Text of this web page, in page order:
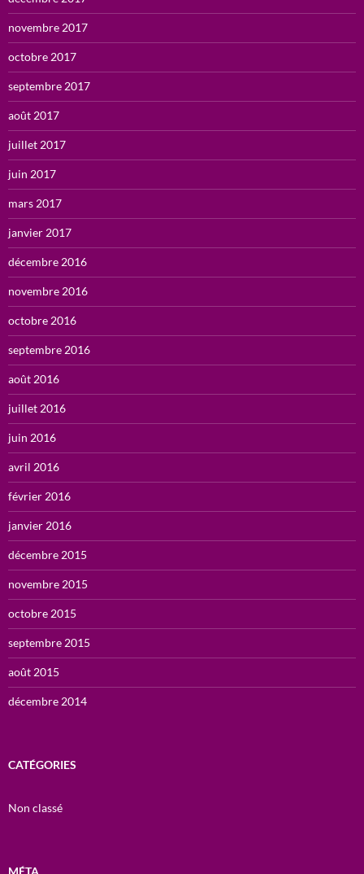
novembre 2017
octobre 2017
septembre 2017
août 2017
juillet 2017
juin 2017
mars 2017
janvier 2017
décembre 2016
novembre 2016
octobre 2016
septembre 2016
août 2016
juillet 2016
juin 2016
avril 2016
février 2016
janvier 2016
décembre 2015
novembre 2015
octobre 2015
septembre 2015
août 2015
décembre 2014
CATÉGORIES
Non classé
MÉTA